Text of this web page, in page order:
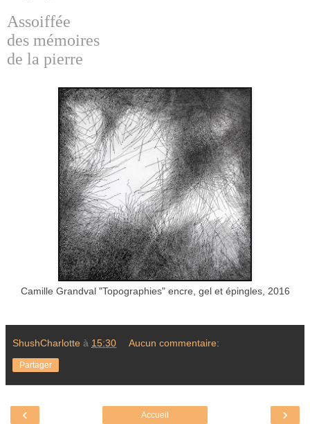
Assoiffée
des mémoires
de la pierre
Camille Grandval "Topographies" encre, gel et épingles, 2016
ShushCharlotte à 15:30 Aucun commentaire:
Partager
‹ ›
Accueil